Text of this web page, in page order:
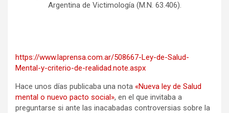
Argentina de Victimología (M.N. 63.406).
https://www.laprensa.com.ar/508667-Ley-de-Salud-
Mental-y-criterio-de-realidad.note.aspx
Hace unos días publicaba una nota «Nueva ley de Salud
mental o nuevo pacto social», en el que invitaba a
preguntarse si ante las inacabadas controversias sobre la